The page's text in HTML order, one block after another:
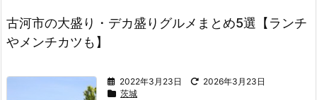
古河市の大盛り・デカ盛りグルメまとめ5選【ランチ
やメンチカツも】
2022年3月23日
2026年3月23日
茨城